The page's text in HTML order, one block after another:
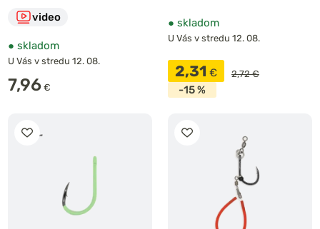
video
● skladom
U Vás v stredu 12. 08.
7,96 €
● skladom
U Vás v stredu 12. 08.
2,31 € 2,72 €
-15 %